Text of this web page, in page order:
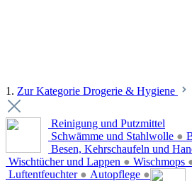
1. Zur Kategorie Drogerie & Hygiene
Reinigung und Putzmittel
Schwämme und Stahlwolle ●
Besen, Kehrschaufeln und
Wischtücher und Lappen ● Wischmops
Luftentfeuchter ● Autopflege ●